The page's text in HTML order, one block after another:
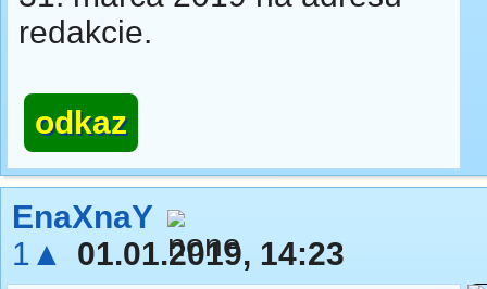
redakcie.
odkaz
EnaXnaY
1▲
01.01.2019, 14:23